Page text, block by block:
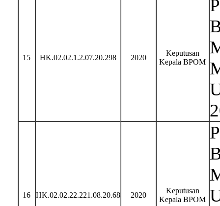
15 HK.02.02.1.2.07.20.298 2020
Keputusan
Kepala BPOM
16 HK.02.02.22.221.08.20.68 2020
Keputusan
Kepala BPOM